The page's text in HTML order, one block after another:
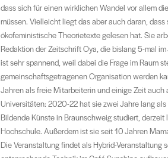
dass sich für einen wirklichen Wandel vor allem
müssen. Vielleicht liegt das aber auch daran,
ökofeministische Theorietexte gelesen hat. Sie
Redaktion der Zeitschrift Oya, die bislang 5-mal
ist sehr spannend, weil dabei die Frage im Raum
gemeinschaftsgetragenen Organisation werden
Jahren als freie Mitarbeiterin und einige Zeit
Universitäten: 2020-22 hat sie zwei Jahre lang
Bildende Künste in Braunschweig studiert,
Hochschule. Außerdem ist sie seit 10 Jahren
Die Veranstaltung findet als Hybrid-